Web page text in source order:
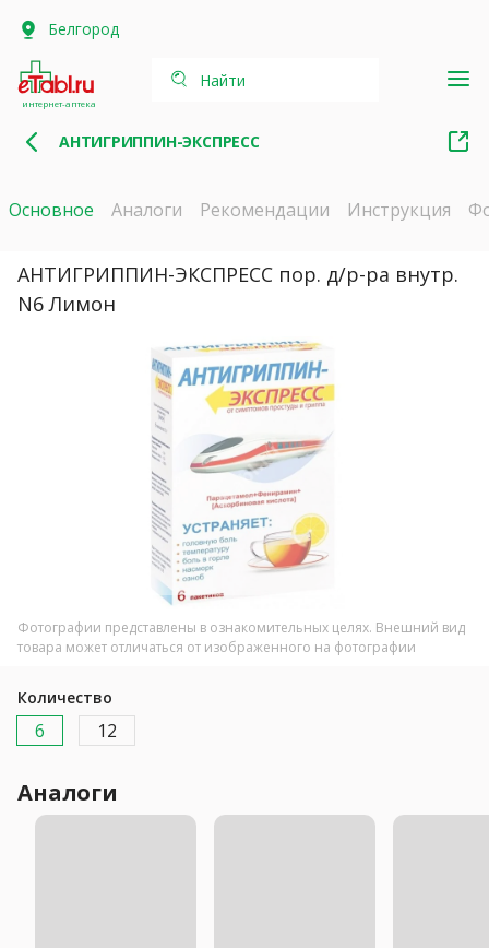
Белгород
интернет-аптека
Найти
АНТИГРИППИН-ЭКСПРЕСС
Основное Аналоги Рекомендации Инструкция
АНТИГРИППИН-ЭКСПРЕСС пор. д/р-ра внутр.
N6 Лимон
Фотографии представлены в ознакомительных целях. Внешний вид
товара может отличаться от изображенного на фотографии
Количество
6 12
Аналоги